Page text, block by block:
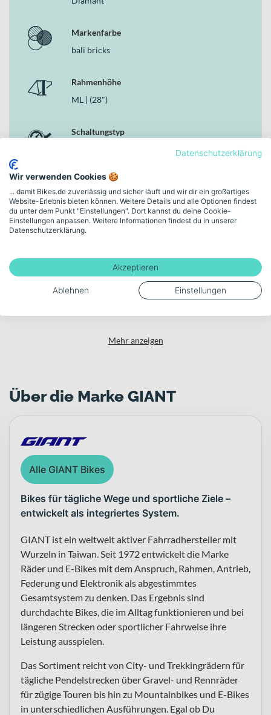
Zulässiges Gesamtgewicht von 150 kg für einen stabilen
Warum dieses Bike in der Kategorie Gravel Bikes
überzeugt
sportliche Race-Gene mit einer klar auf Vielseitigkeit
ausgerichteten Ausstattung. Der Aluminiumrahmen, die Carbon-
Bike zu einem zuverlässigen Partner für lange Strecken auf Straße
und Offroad-Pfaden – genau dann, wenn du mehr willst als nur
einen Untergrund.
Markenfarbe
bali bricks
Rahmenhöhe
ML | (28")
Schaltungstyp
Bremsen
Hydraulische Scheibenbremse
Rahmen-Material
Zulässiges Gesamtgewicht
Mehr anzeigen
Über die Marke GIANT
Alle GIANT Bikes
Bikes für tägliche Wege und sportliche Ziele –
entwickelt als integriertes System.
GIANT ist ein weltweit aktiver Fahrradhersteller mit
Wurzeln in Taiwan. Seit 1972 entwickelt die Marke
Räder und E-Bikes mit dem Anspruch, Rahmen, Antrieb,
Federung und Elektronik als abgestimmtes
Gesamtsystem zu denken. Das Ergebnis sind
durchdachte Bikes, die im Alltag funktionieren und bei
längeren Strecken oder sportlicher Fahrweise ihre
Leistung ausspielen.
Das Sortiment reicht von City- und Trekkingrädern für
tägliche Pendelstrecken über Gravel- und Rennräder
für zügige Touren bis hin zu Mountainbikes und E-Bikes
in unterschiedlichen Ausführungen. Egal ob Du
Datenschutzerklärung
Wir verwenden Cookies 🍪
... damit Bikes.de zuverlässig und sicher läuft und wir dir ein großartiges
Website-Erlebnis bieten können. Weitere Details und alle Optionen findest
du unter dem Punkt "Einstellungen". Dort kannst du deine Cookie-
Einstellungen anpassen. Weitere Informationen findest du in unserer
Datenschutzerklärung.
Akzeptieren
Ablehnen Einstellungen